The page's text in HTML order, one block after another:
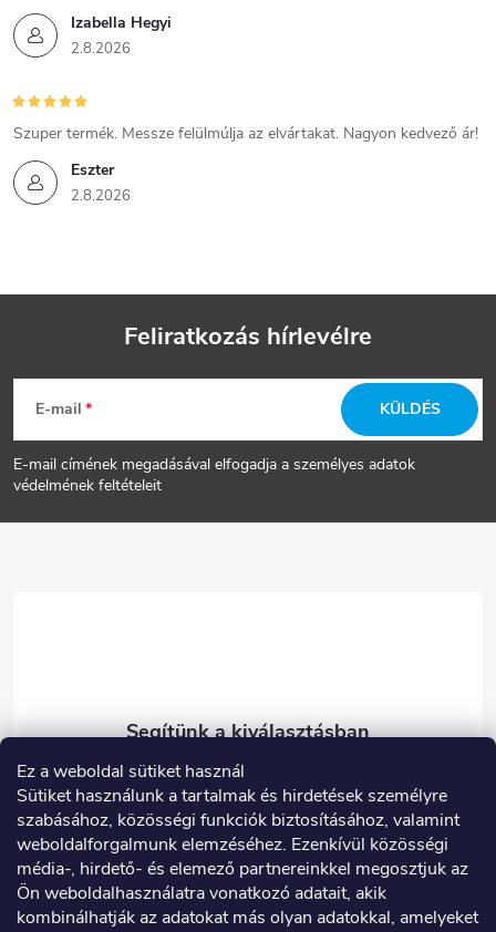
Ez a weboldal sütiket használ
Sütiket használunk a tartalmak és hirdetések személyre
szabásához, közösségi funkciók biztosításához, valamint
weboldalforgalmunk elemzéséhez. Ezenkívül közösségi
média-, hirdető- és elemező partnereinkkel megosztjuk az
Ön weboldalhasználatra vonatkozó adatait, akik
kombinálhatják az adatokat más olyan adatokkal, amelyeket
Izabella Hegyi
2.8.2026
Eszter
2.8.2026
Szuper termék. Messze felülmúlja az elvártakat. Nagyon kedvező ár!
L
á
b
Feliratkozás hírlevélre
E-mail
E-mail címének megadásával elfogadja a személyes adatok
védelmének feltételeit
KÜLDÉS
eshop
003614900180
Facebook
carneo_hu